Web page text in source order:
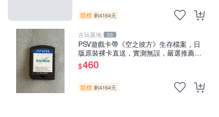
競標 剩4164天
古玩基地 33
PSV遊戲卡帶《空之彼方》生存檔案，日
版原裝裸卡直送，實測無誤，嚴選推薦，
適合收藏。PSV遊戲卡帶 直營 正規 游戲
卡帶
$460
競標 剩4164天